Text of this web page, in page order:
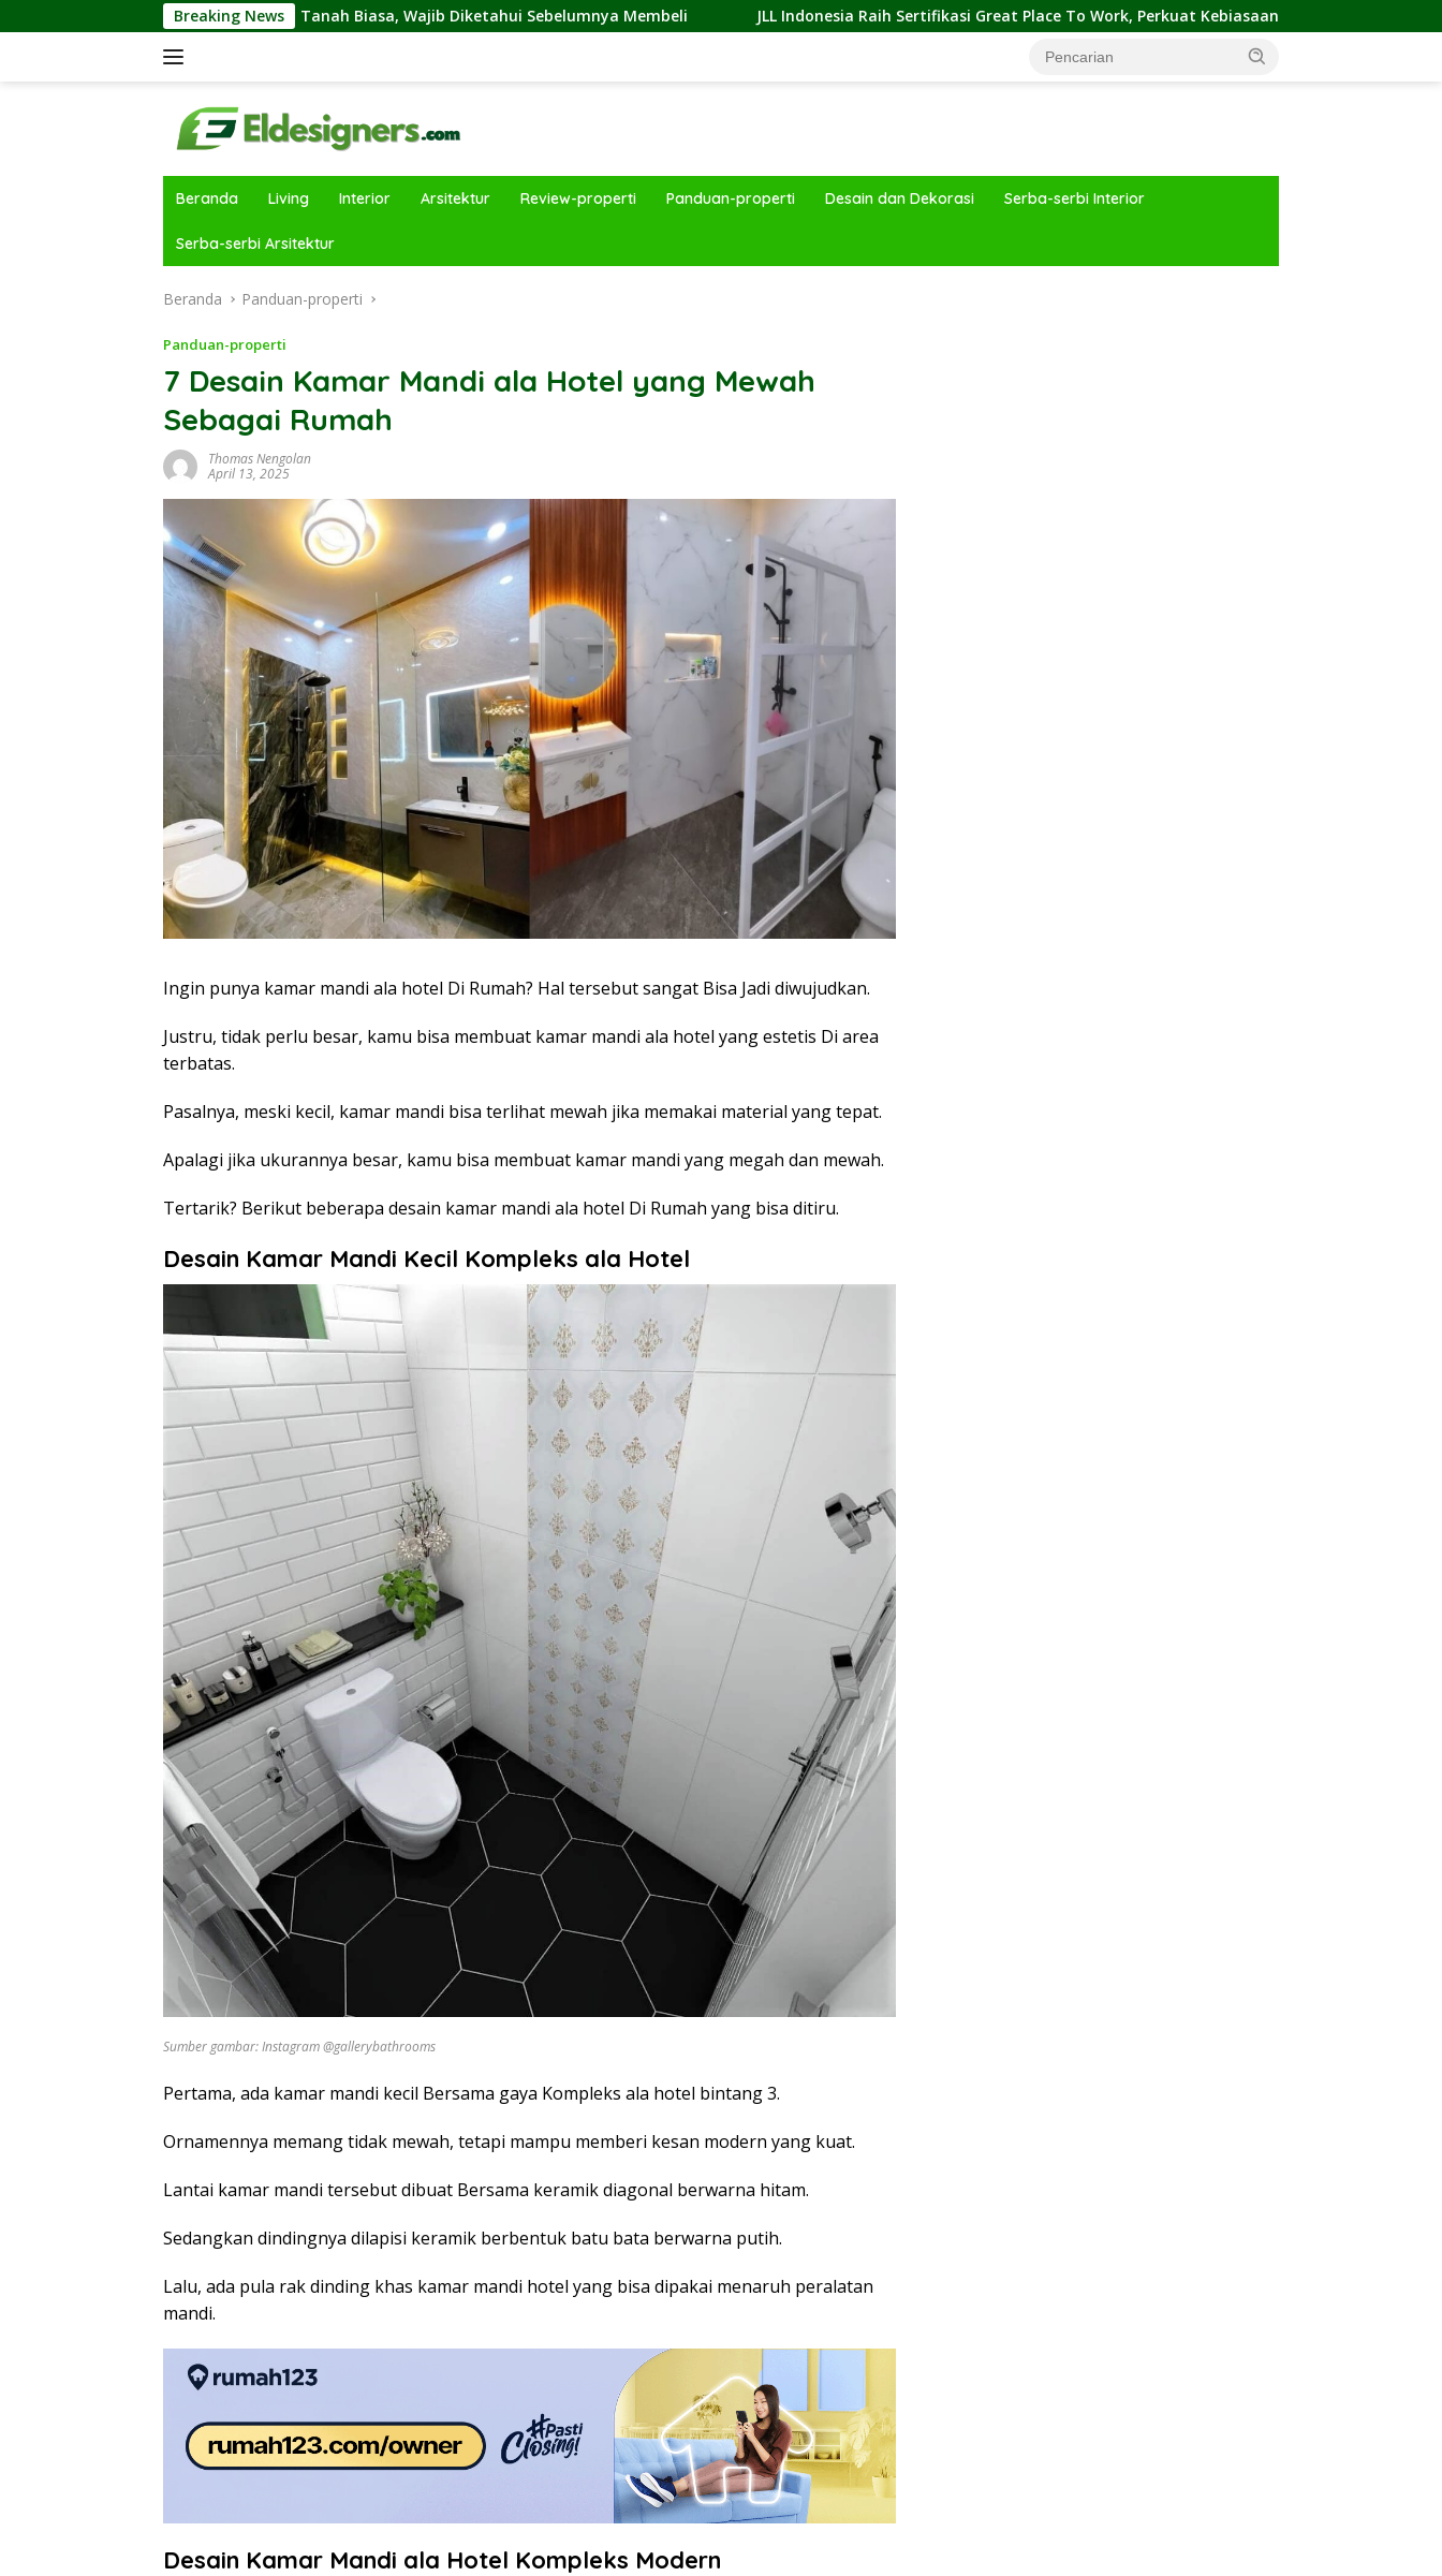
ke
Breaking News
Tanah Kavling dan Tanah Biasa, Wajib Diketahui Sebelumnya Membeli JLL Indonesia Raih Sertifikasi Great Place To Work, Perkuat Kebiasaan Global Kerja Hingga Industri Properti
Beranda Living Interior Arsitektur Review-properti Panduan-properti Desain dan Dekorasi Serba-serbi Interior
Serba-serbi Arsitektur
Beranda Panduan-properti
Panduan-properti
7 Desain Kamar Mandi ala Hotel yang Mewah
Sebagai Rumah
Thomas Nengolan
April 13, 2025
Ingin punya kamar mandi ala hotel Di Rumah? Hal tersebut sangat Bisa Jadi diwujudkan.
Justru, tidak perlu besar, kamu bisa membuat kamar mandi ala hotel yang estetis Di area
terbatas.
Pasalnya, meski kecil, kamar mandi bisa terlihat mewah jika memakai material yang tepat.
Apalagi jika ukurannya besar, kamu bisa membuat kamar mandi yang megah dan mewah.
Tertarik? Berikut beberapa desain kamar mandi ala hotel Di Rumah yang bisa ditiru.
Desain Kamar Mandi Kecil Kompleks ala Hotel
Sumber gambar: Instagram @gallerybathrooms
Pertama, ada kamar mandi kecil Bersama gaya Kompleks ala hotel bintang 3.
Ornamennya memang tidak mewah, tetapi mampu memberi kesan modern yang kuat.
Lantai kamar mandi tersebut dibuat Bersama keramik diagonal berwarna hitam.
Sedangkan dindingnya dilapisi keramik berbentuk batu bata berwarna putih.
Lalu, ada pula rak dinding khas kamar mandi hotel yang bisa dipakai menaruh peralatan
mandi.
Desain Kamar Mandi ala Hotel Kompleks Modern